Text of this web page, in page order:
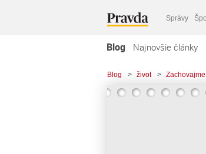
Správy
Blog Najnovšie články
Blog > život >